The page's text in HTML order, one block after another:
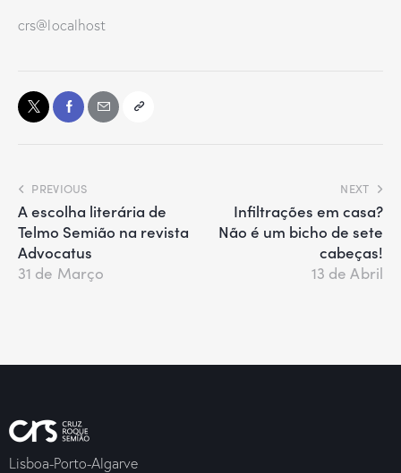
crs@localhost
PREVIOUS
A escolha literária de
Telmo Semião na revista
Advocatus
31 de Março
NEXT
Infiltrações em casa?
Não é um bicho de sete
cabeças!
13 de Abril
Lisboa-Porto-Algarve